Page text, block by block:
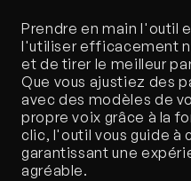
Prendre en main l'outil
l'utiliser efficacement
et de tirer le meilleur
Que vous ajustiez des
avec des modèles de
propre voix grâce à la
clic, l'outil vous guide à
garantissant une
agréable.